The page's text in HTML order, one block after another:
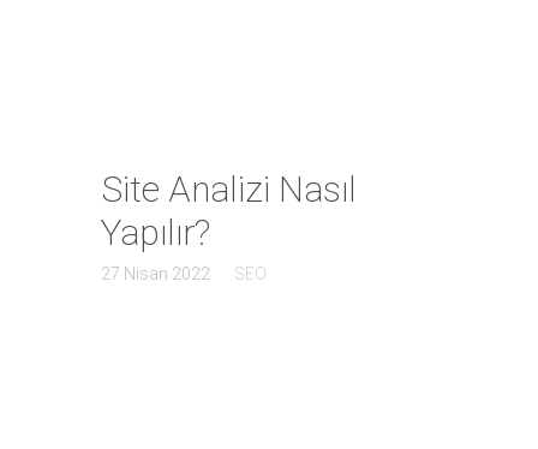
Site Analizi Nasıl
Yapılır?
27 Nisan 2022 SEO